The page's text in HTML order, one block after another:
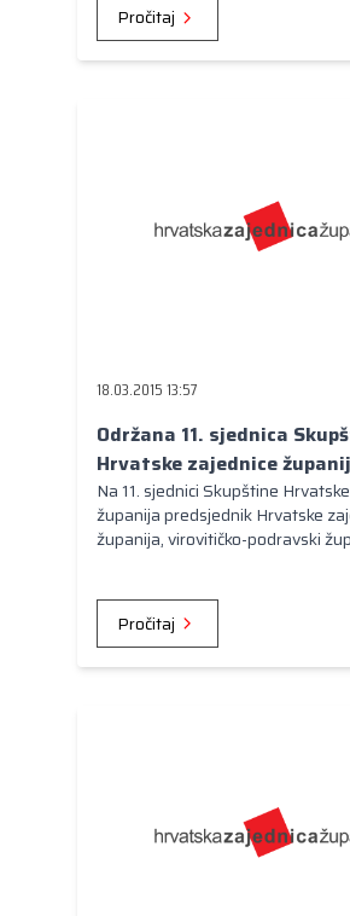
Pročitaj
18.03.2015 13:57
Održana 11. sjednica
Hrvatske zajednice
Na 11. sjednici Skupštine
županija predsjednik Hrvatske
županija, virovitičko-podravski
godine. S ciljem informiranja o
zajednice županija predstavljene
Pročitaj